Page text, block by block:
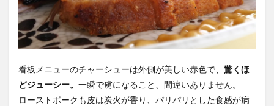
看板メニューのチャーシューは外側が美しい赤色で、 驚くほ
どジューシー。 一瞬で虜になること、間違いありません。
ローストポークも皮は炭火が香り、パリパリとした食感が病